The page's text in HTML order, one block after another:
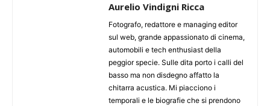
Aurelio Vindigni Ricca
Fotografo, redattore e managing editor
sul web, grande appassionato di cinema,
automobili e tech enthusiast della
peggior specie. Sulle dita porto i calli del
basso ma non disdegno affatto la
chitarra acustica. Mi piacciono i
temporali e le biografie che si prendono